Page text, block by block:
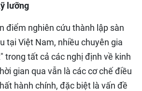
lưỡng
điểm nghiên cứu thành lập sàn
tại Việt Nam, nhiều chuyên gia
trong tất cả các nghị định về kinh
gian qua vẫn là các cơ chế điều
hành chính, đặc biệt là vấn đề